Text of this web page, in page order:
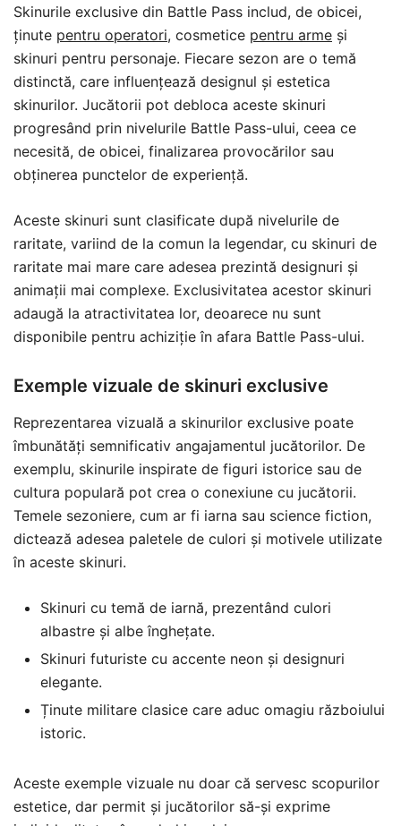
Skinurile exclusive din Battle Pass includ, de obicei,
ținute pentru operatori, cosmetice pentru arme și
skinuri pentru personaje. Fiecare sezon are o temă
distinctă, care influențează designul și estetica
skinurilor. Jucătorii pot debloca aceste skinuri
progresând prin nivelurile Battle Pass-ului, ceea ce
necesită, de obicei, finalizarea provocărilor sau
obținerea punctelor de experiență.
Aceste skinuri sunt clasificate după nivelurile de
raritate, variind de la comun la legendar, cu skinuri de
raritate mai mare care adesea prezintă designuri și
animații mai complexe. Exclusivitatea acestor skinuri
adaugă la atractivitatea lor, deoarece nu sunt
disponibile pentru achiziție în afara Battle Pass-ului.
Exemple vizuale de skinuri exclusive
Reprezentarea vizuală a skinurilor exclusive poate
îmbunătăți semnificativ angajamentul jucătorilor. De
exemplu, skinurile inspirate de figuri istorice sau de
cultura populară pot crea o conexiune cu jucătorii.
Temele sezoniere, cum ar fi iarna sau science fiction,
dictează adesea paletele de culori și motivele utilizate
în aceste skinuri.
Skinuri cu temă de iarnă, prezentând culori
albastre și albe înghețate.
Skinuri futuriste cu accente neon și designuri
elegante.
Ținute militare clasice care aduc omagiu războiului
istoric.
Aceste exemple vizuale nu doar că servesc scopurilor
estetice, dar permit și jucătorilor să-și exprime